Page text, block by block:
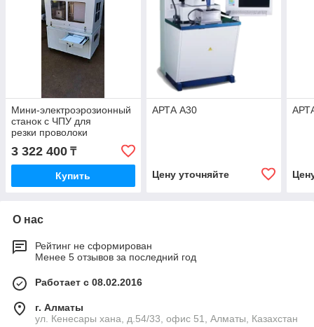
Мини-электроэрозионный
станок с ЧПУ для
резки проволоки
3 322 400 ₸
Купить
АРТА А30
Цену уточняйте
О нас
Рейтинг не сформирован
Менее 5 отзывов за последний год
Работает с 08.02.2016
г. Алматы
ул. Кенесары хана, д.54/33, офис 51, Алматы, Казахстан